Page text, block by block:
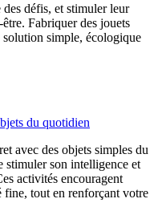
défis, et stimuler leur
Fabriquer des jouets
solution simple, écologique
du quotidien
avec des objets simples du
stimuler son intelligence et
activités encouragent
tout en renforçant votre